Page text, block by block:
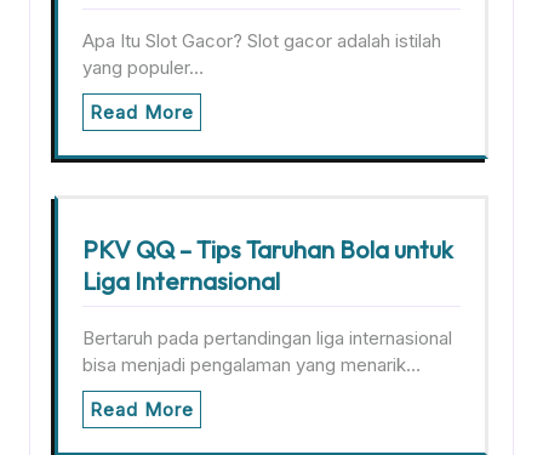
Apa Itu Slot Gacor? Slot gacor adalah istilah
yang populer…
Read More
PKV QQ – Tips Taruhan Bola untuk
Liga Internasional
Bertaruh pada pertandingan liga internasional
bisa menjadi pengalaman yang menarik…
Read More